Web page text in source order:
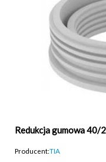
Redukcja gumowa 40/
Producent:TIA